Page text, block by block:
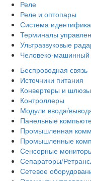
Реле
Реле и оптопары
Система
Терминалы
Ультразвуковые
Человеко-
Беспроводная связь
Источники питания
Конвертеры и шлюзы
Контроллеры
Модули ввода/
Панельные
Промышленная
Промышленные
Сенсорные
Сепараторы/
Сетевое